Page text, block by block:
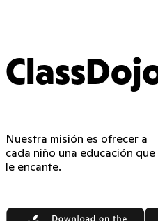
Nuestra misión es ofrecer a
cada niño una educación que
le encante.
App Store